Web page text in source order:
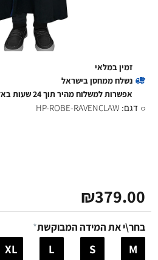
₪379.00
זמין במלאי
נשלח ממחסן בישראל
אפשרות למשלוח מהיר תוך 24 שעות באזורים נבחרים
דגם: HP-ROBE-RAVENCLAW
בחר\י את המידה המבוקשת
M
S
L
XL